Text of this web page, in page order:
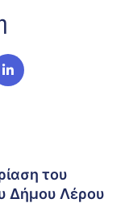
του
Δήμου Λέρου